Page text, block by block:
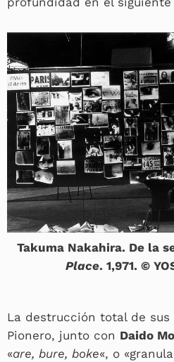
Takuma Nakahira. De la
Place. 1,971. ©
La destrucción total de sus
Pionero, junto con Daido
«are, bure, boke«, o